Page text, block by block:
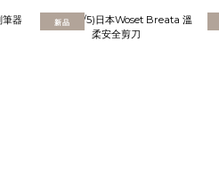
新品